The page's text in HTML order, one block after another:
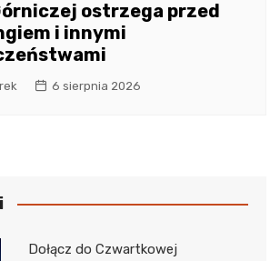
ostrzega przed
i innymi
6 sierpnia 2026
Dołącz do Czwartkowej